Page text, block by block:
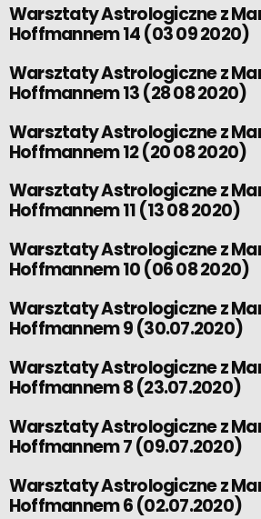
Warsztaty Astrologiczne z
Hoffmannem 14 (03 09 2020)
Warsztaty Astrologiczne z
Hoffmannem 13 (28 08 2020)
Warsztaty Astrologiczne z
Hoffmannem 12 (20 08 2020)
Warsztaty Astrologiczne z
Hoffmannem 11 (13 08 2020)
Warsztaty Astrologiczne z
Hoffmannem 10 (06 08 2020)
Warsztaty Astrologiczne z
Hoffmannem 9 (30.07.2020)
Warsztaty Astrologiczne z
Hoffmannem 8 (23.07.2020)
Warsztaty Astrologiczne z
Hoffmannem 7 (09.07.2020)
Warsztaty Astrologiczne z
Hoffmannem 6 (02.07.2020)